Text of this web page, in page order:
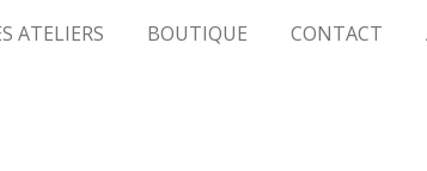
ATELIERS BOUTIQUE CONTACT